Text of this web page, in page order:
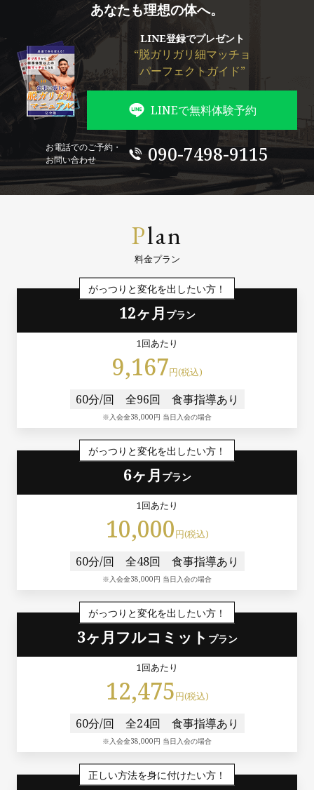
あなたも理想の体へ。
LINE登録でプレゼント
“脱ガリガリ細マッチョ
パーフェクトガイド”
LINEで無料体験予約
お電話でのご予約・
お問い合わせ
090-7498-9115
Plan
料金プラン
がっつりと変化を出したい方！
12ヶ月 プラン
1回あたり
9,167円(税込)
60分/回 全96回 食事指導あり
※入会金38,000円 当日入会の場合
がっつりと変化を出したい方！
6ヶ月 プラン
1回あたり
10,000円(税込)
60分/回 全48回 食事指導あり
※入会金38,000円 当日入会の場合
がっつりと変化を出したい方！
3ヶ月フルコミット プラン
1回あたり
12,475円(税込)
60分/回 全24回 食事指導あり
※入会金38,000円 当日入会の場合
正しい方法を身に付けたい方！